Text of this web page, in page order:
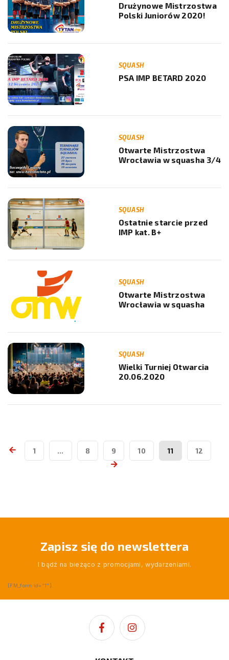
Drużynowe Mistrzostwa
Polski Juniorów 2020!
SQUASH
PSA IMP BETARD 2020
SQUASH
Otwarte Mistrzostwa
Wrocławia w squasha 3/4
SQUASH
Ostatnie starcie przed
IMP kat. B+
SQUASH
Otwarte Mistrzostwa
Wrocławia w squasha
SQUASH
Wielki Turniej Otwarcia
20.06.2020
1 … 8 9 10 11 12
Zapisz się do newslettera
I bądź na bieżąco z promocjami, wydarzeniami.
[FM_form id="1"]